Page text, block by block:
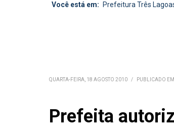
Você está em: Prefeitura Três
QUARTA-FEIRA, 18 AGOSTO 2010 / PUBLICADO EM
Prefeita